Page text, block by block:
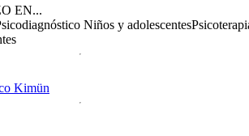
EN...
Niños y adolescentes
Kimün